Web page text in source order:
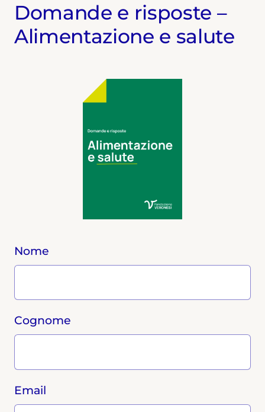
Domande e risposte –
Alimentazione e salute
Nome
Cognome
Email